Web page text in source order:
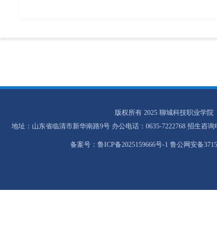
版权所有 2025 聊城科技职业学院
地址：山东省临清市新华南路9号 办公电话：0635-7222768 招生咨询
备案号：鲁ICP备2025159666号-1 鲁公网安备